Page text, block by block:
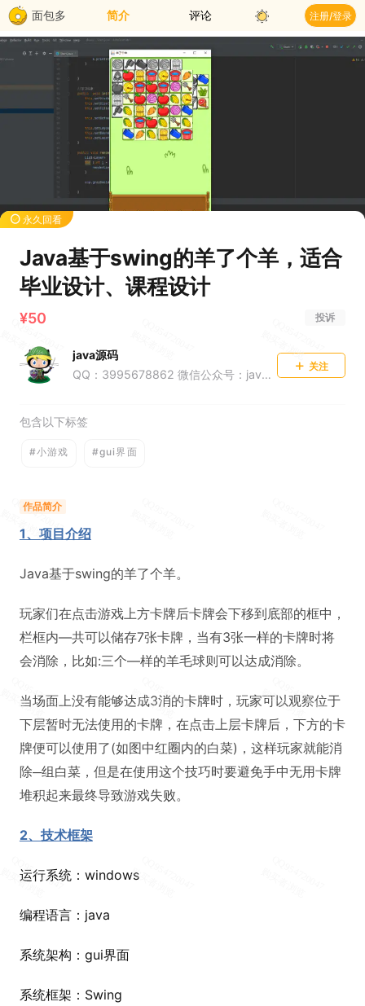
面包多 简介 评论 注册/登录
永久回看
Java基于swing的羊了个羊，适合
毕业设计、课程设计
¥50 投诉
java源码
QQ：3995678862 微信公众号：java源码集合
关注
包含以下标签
#小游戏 #gui界面
作品简介
1、项目介绍
Java基于swing的羊了个羊。
玩家们在点击游戏上方卡牌后卡牌会下移到底部的框中，
栏框内—共可以储存7张卡牌，当有3张一样的卡牌时将
会消除，比如:三个—样的羊毛球则可以达成消除。
当场面上没有能够达成3消的卡牌时，玩家可以观察位于
下层暂时无法使用的卡牌，在点击上层卡牌后，下方的卡
牌便可以使用了(如图中红圈内的白菜)，这样玩家就能消
除─组白菜，但是在使用这个技巧时要避免手中无用卡牌
堆积起来最终导致游戏失败。
2、技术框架
运行系统：windows
编程语言：java
系统架构：gui界面
系统框架：Swing